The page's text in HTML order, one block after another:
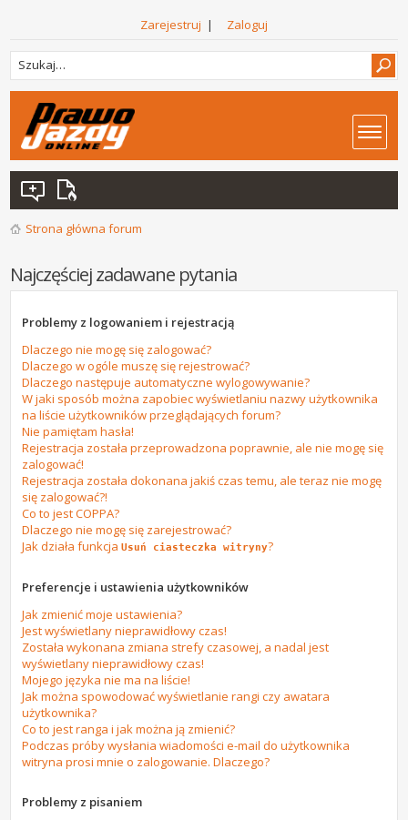
Zarejestruj | Zaloguj
Strona główna forum
Najczęściej zadawane pytania
Problemy z logowaniem i rejestracją
Dlaczego nie mogę się zalogować?
Dlaczego w ogóle muszę się rejestrować?
Dlaczego następuje automatyczne wylogowywanie?
W jaki sposób można zapobiec wyświetlaniu nazwy użytkownika
na liście użytkowników przeglądających forum?
Nie pamiętam hasła!
Rejestracja została przeprowadzona poprawnie, ale nie mogę się
zalogować!
Rejestracja została dokonana jakiś czas temu, ale teraz nie mogę
się zalogować?!
Co to jest COPPA?
Dlaczego nie mogę się zarejestrować?
Jak działa funkcjaUsuń ciasteczka witryny?
Preferencje i ustawienia użytkowników
Jak zmienić moje ustawienia?
Jest wyświetlany nieprawidłowy czas!
Została wykonana zmiana strefy czasowej, a nadal jest
wyświetlany nieprawidłowy czas!
Mojego języka nie ma na liście!
Jak można spowodować wyświetlanie rangi czy awatara
użytkownika?
Co to jest ranga i jak można ją zmienić?
Podczas próby wysłania wiadomości e-mail do użytkownika
witryna prosi mnie o zalogowanie. Dlaczego?
Problemy z pisaniem